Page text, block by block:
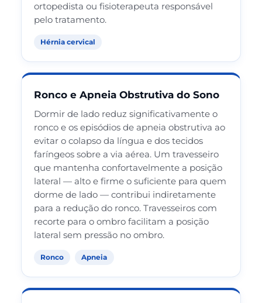
ortopedista ou fisioterapeuta responsável
pelo tratamento.
Hérnia cervical
Ronco e Apneia Obstrutiva do Sono
Dormir de lado reduz significativamente o
ronco e os episódios de apneia obstrutiva ao
evitar o colapso da língua e dos tecidos
faríngeos sobre a via aérea. Um travesseiro
que mantenha confortavelmente a posição
lateral — alto e firme o suficiente para quem
dorme de lado — contribui indiretamente
para a redução do ronco. Travesseiros com
recorte para o ombro facilitam a posição
lateral sem pressão no ombro.
Ronco Apneia